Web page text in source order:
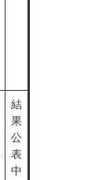
結
果
公
表
中